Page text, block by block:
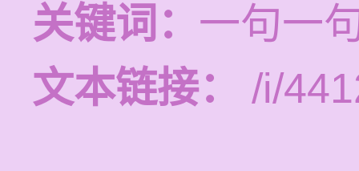
关键词： 一句一
文本链接：
/i/